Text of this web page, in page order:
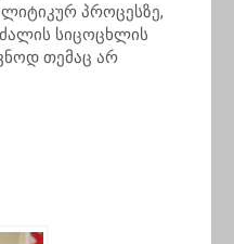
პროცესზე,
სიცოცხლის
თემაც არ